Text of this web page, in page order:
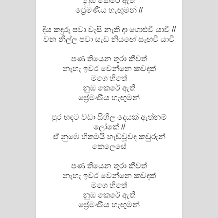
Manobhawa Song Lyrics - මනෝභව
ගීතයේ පද පෙළ
Akahe Indala Song Lyrics - ආකාහේ
ඉඳලා ගීතයේ පද පෙළ
Raawaya Song Lyrics - රාවය ගීතයේ
පද පෙළ
Saddeta Denna Song Lyrics - සද්දෙට
Kaalaya Song Lyrics - කාලය ගීතයේ පද
ප්‍රේමණීය හැඟුමන් //
දිය කඳුරු පවා වැසි නැති දා ගොළුවී යාවී //
වන නිල්ල පවා සැඩ නියඟේ සැඟවී යාවී
පණ තියෙන තුරා කීවත්
නැහැ ඉවර වෙන්නෙ කවදත්
මගෙ හිතේ
නුඹ කෙරේ ඇති
ප්‍රේමණීය හැඟුමන්
පුර හඳට වඩා සිහිල දෙයක් ඇත්නම්
ලෝකේ //
ඒ නුඹෙ හිතමයි හැඬවූවද කවුරුන්
කෙලෙසේ
පණ තියෙන තුරා කීවත්
නැහැ ඉවර වෙන්නෙ කවදත්
මගෙ හිතේ
නුඹ කෙරේ ඇති
ප්‍රේමණීය හැඟුමන්